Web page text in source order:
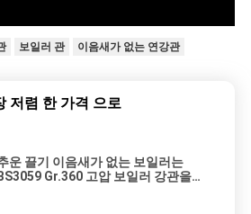
보일러 관 이음새가 없는 연강관
저렴 한 가격 으로
운 끌기 이음새가 없는 보일러는
BS3059 Gr.360 고압 보일러 강관을